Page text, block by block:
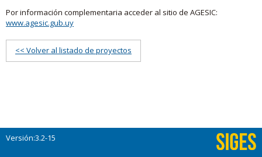
Por información complementaria acceder al sitio de AGESIC:
www.agesic.gub.uy
<< Volver al listado de proyectos
Versión:3.2-15